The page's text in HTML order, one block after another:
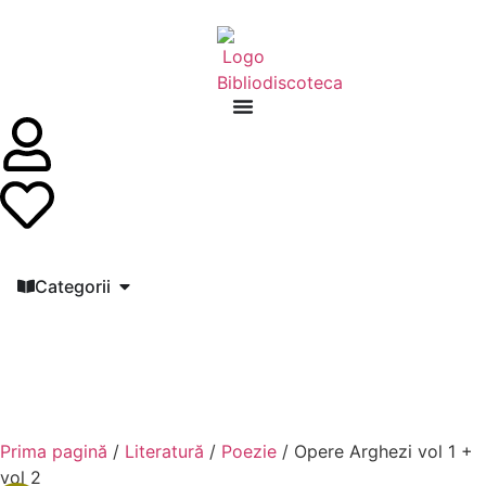
Categorii
Prima pagină / Literatură / Poezie / Opere Arghezi vol 1 +
vol 2